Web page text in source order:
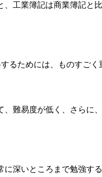
工業簿記は商業簿記と
るためには、ものすごく
難易度が低く、さらに
深いところまで勉強す